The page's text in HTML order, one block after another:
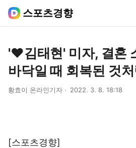
스포츠경향
'♥김태현' 미자, 결혼
바닥일 때 회복된 것
황효이 온라인기자 2022. 3. 8. 18:18
[스포츠경향]